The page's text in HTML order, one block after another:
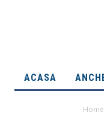
ACASA
Home